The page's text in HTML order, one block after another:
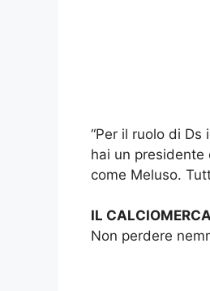
“Per il ruolo di
hai un presidente
come Meluso.
IL
Non perdere